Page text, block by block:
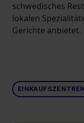
schwedisches
lokalen
Gerichte anbietet.
EINKAUFSZENTREN